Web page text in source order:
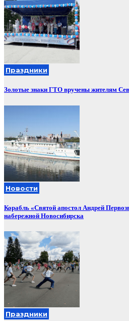
Праздники
Золотые знаки ГТО вручены жителям
Новости
Корабль «Святой апостол Андрей
набережной Новосибирска
Праздники